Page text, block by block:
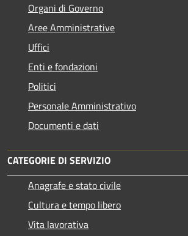
Organi di Governo
Aree Amministrative
Uffici
Enti e fondazioni
Politici
Personale Amministrativo
Documenti e dati
CATEGORIE DI SERVIZIO
Anagrafe e stato civile
Cultura e tempo libero
Vita lavorativa